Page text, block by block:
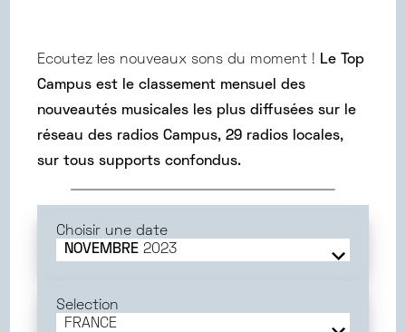
Ecoutez les nouveaux sons du moment ! Le Top
Campus est le classement mensuel des
nouveautés musicales les plus diffusées sur le
réseau des radios Campus, 29 radios locales,
sur tous supports confondus.
Choisir une date
NOVEMBRE 2023
MAI
2025
AVRIL2025
Selection
FRANCE